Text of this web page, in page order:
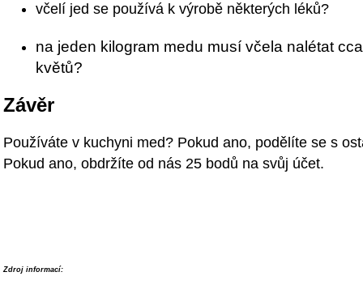
včelí jed se používá k výrobě některých léků?
na jeden kilogram medu musí včela nalétat
květů?
Závěr
Používáte v kuchyni med? Pokud ano, podělíte se s
Pokud ano, obdržíte od nás 25 bodů na svůj účet.
Zdroj informací: